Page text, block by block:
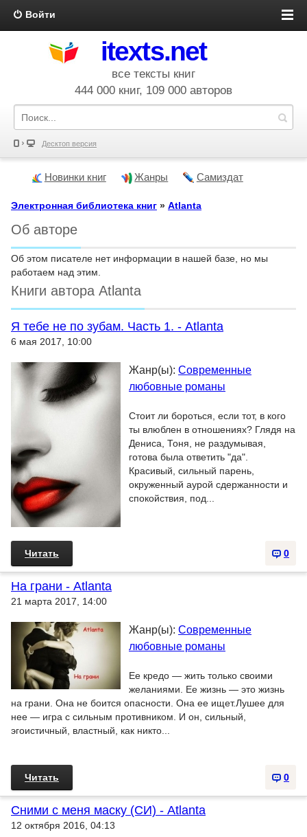
Войти
itexts.net
все тексты книг
444 000 книг, 109 000 авторов
Десктоп версия
Новинки книг Жанры Самиздат
Электронная библиотека книг » Atlanta
Об авторе
Об этом писателе нет информации в нашей базе, но мы
работаем над этим.
Книги автора Atlanta
Я тебе не по зубам. Часть 1. - Atlanta
6 мая 2017, 10:00
Жанр(ы): Современные
любовные романы
Стоит ли бороться, если тот, в кого
ты влюблен в отношениях? Глядя на
Дениса, Тоня, не раздумывая,
готова была ответить "дa".
Красивый, сильный парень,
окруженный аурой сдержанности и
спокойствия, под...
0
Читать
На грани - Atlanta
21 марта 2017, 14:00
Жанр(ы): Современные
любовные романы
Ее кредо — жить только своими
желаниями. Ее жизнь — это жизнь
на грани. Она не боится опасности. Она ее ищет.Лушее для
нее — игра с сильным противником. И он, сильный,
эгоистичный, властный, как никто...
0
Читать
Сними с меня маску (СИ) - Atlanta
12 октября 2016, 04:13